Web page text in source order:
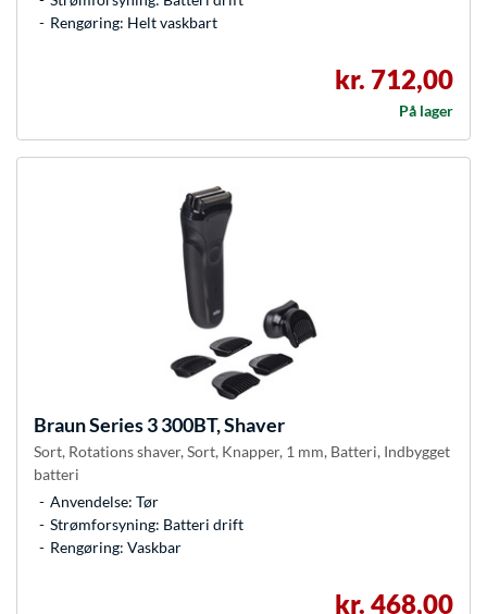
Rengøring: Helt vaskbart
kr. 712,00
På lager
BraunSeries 3 300BT, Shaver
Sort, Rotations shaver, Sort, Knapper, 1 mm, Batteri, Indbygget
batteri
Anvendelse: Tør
Strømforsyning: Batteri drift
Rengøring: Vaskbar
kr. 468,00